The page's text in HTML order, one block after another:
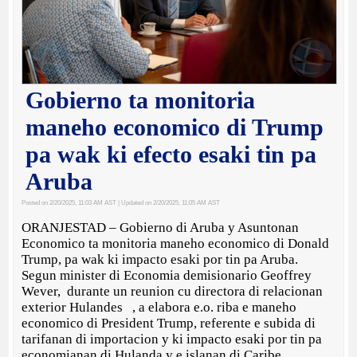
Gobierno ta monitoria
maneho economico di Trump
pa wak ki efecto esaki tin pa
Aruba
Posted on 2/20/2025, 11:03 AM AST | Updated on 2/20/2025, 11:05 AM AST
ORANJESTAD – Gobierno di Aruba y Asuntonan
Economico ta monitoria maneho economico di Donald
Trump, pa wak ki impacto esaki por tin pa Aruba.
Segun minister di Economia demisionario Geoffrey
Wever, durante un reunion cu directora di relacionan
exterior Hulandes , a elabora e.o. riba e maneho
economico di President Trump, referente e subida di
tarifanan di importacion y ki impacto esaki por tin pa